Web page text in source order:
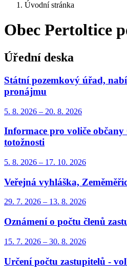
Úvodní stránka
Obec Pertoltice
Úřední deska
Státní pozemkový úřad,
pronájmu
5. 8. 2026 – 20. 8. 2026
Informace pro voliče
totožnosti
5. 8. 2026 – 17. 10. 2026
Veřejná vyhláška,
29. 7. 2026 – 13. 8. 2026
Oznámení o počtu členů
15. 7. 2026 – 30. 8. 2026
Určení počtu zastupitelů -